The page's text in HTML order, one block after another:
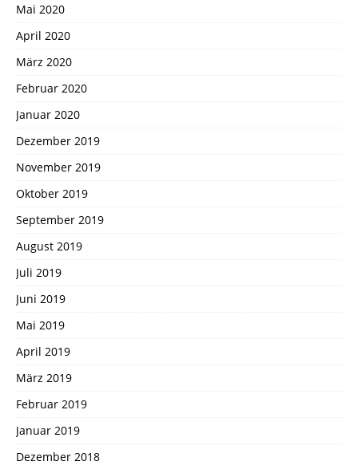
Mai 2020
April 2020
März 2020
Februar 2020
Januar 2020
Dezember 2019
November 2019
Oktober 2019
September 2019
August 2019
Juli 2019
Juni 2019
Mai 2019
April 2019
März 2019
Februar 2019
Januar 2019
Dezember 2018